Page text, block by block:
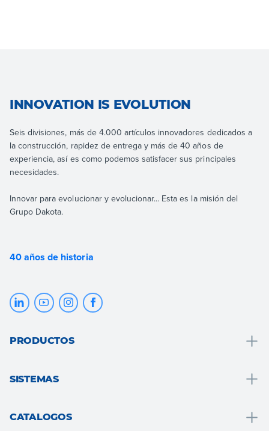
INNOVATION IS EVOLUTION
Seis divisiones, más de 4.000 artículos innovadores dedicados a
la construcción, rapidez de entrega y más de 40 años de
experiencia, así es como podemos satisfacer sus principales
necesidades.
Innovar para evolucionar y evolucionar... Esta es la misión del
Grupo Dakota.
40 años de historia
PRODUCTOS
SISTEMAS
CATALOGOS